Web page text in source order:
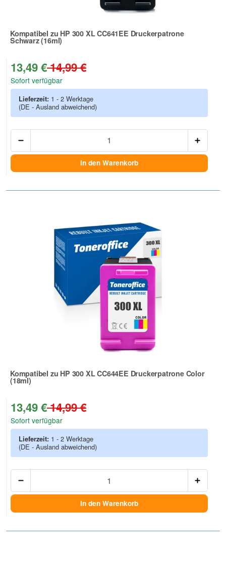
Kompatibel zu HP 300 XL CC641EE Druckerpatrone
Schwarz (16ml)
Zur Artikelbewertung
13,49 €14,99 €
Sofort verfügbar
Lieferzeit: 1 - 2 Werktage
(DE - Ausland abweichend)
In den Warenkorb
Kompatibel zu HP 300 XL CC644EE Druckerpatrone Color
(18ml)
Zur Artikelbewertung
13,49 €14,99 €
Sofort verfügbar
Lieferzeit: 1 - 2 Werktage
(DE - Ausland abweichend)
In den Warenkorb